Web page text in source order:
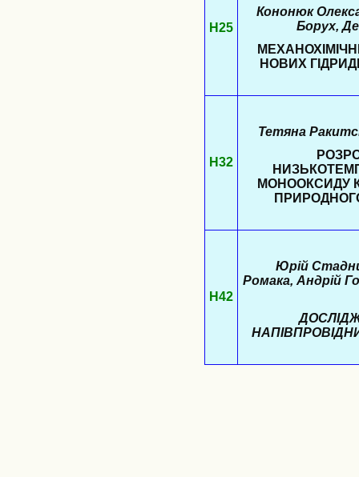
Н25
Кононюк
Борух,
НОВИХ
H32
Тетяна
МОНООКСИДУ
Н42
Юрій
Ромака, Андрій